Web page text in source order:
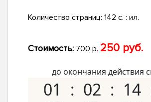
Количество страниц: 142 с. : ил.
Стоимость: 700 р.250 руб.
до окончания действия
01 02 14